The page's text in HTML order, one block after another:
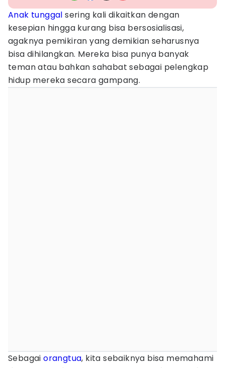
Anak tunggal sering kali dikaitkan dengan
kesepian hingga kurang bisa bersosialisasi,
agaknya pemikiran yang demikian seharusnya
bisa dihilangkan. Mereka bisa punya banyak
teman atau bahkan sahabat sebagai pelengkap
hidup mereka secara gampang.
Sebagaiorangtua, kita sebaiknya bisa memahami